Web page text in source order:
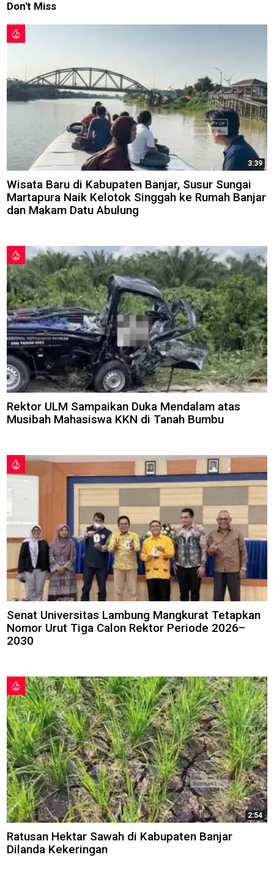
Don't Miss
3:39
Wisata Baru di Kabupaten Banjar, Susur Sungai
Martapura Naik Kelotok Singgah ke Rumah Banjar
dan Makam Datu Abulung
Rektor ULM Sampaikan Duka Mendalam atas
Musibah Mahasiswa KKN di Tanah Bumbu
Senat Universitas Lambung Mangkurat Tetapkan
Nomor Urut Tiga Calon Rektor Periode 2026–
2030
2:54
Ratusan Hektar Sawah di Kabupaten Banjar
Dilanda Kekeringan